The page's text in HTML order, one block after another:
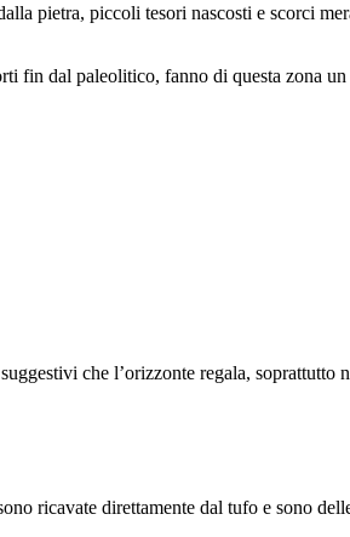
pietra, piccoli tesori nascosti e scorci
fin dal paleolitico, fanno di questa zona
che l’orizzonte regala,
ricavate direttamente dal tufo e sono